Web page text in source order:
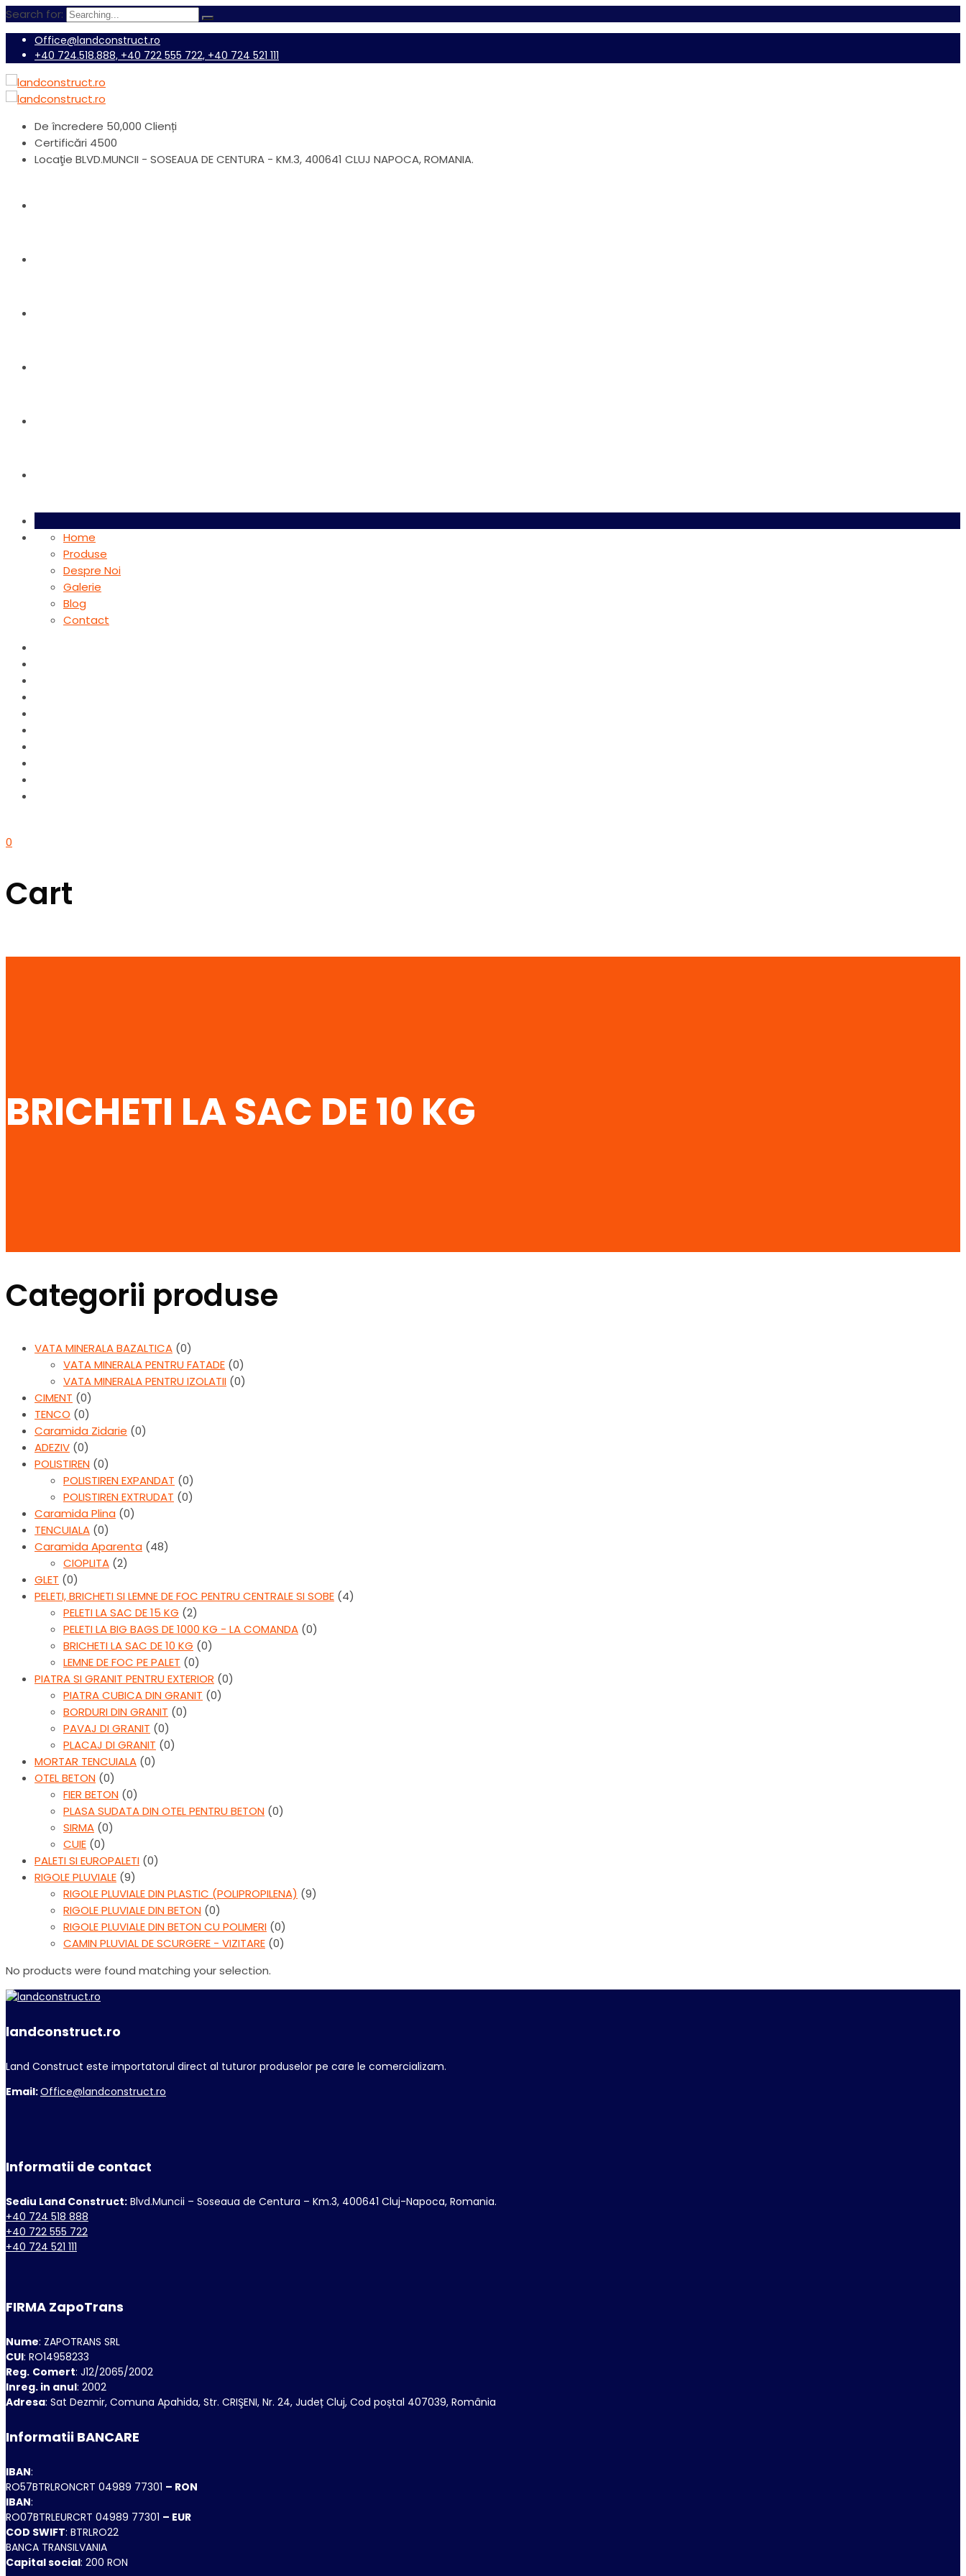
Search for:
Office@landconstruct.ro
+40 724.518.888, +40 722 555 722, +40 724 521 111
De încredere 50,000 Clienți
Certificări 4500
Locaţie BLVD.MUNCII - SOSEAUA DE CENTURA - KM.3, 400641 CLUJ NAPOCA, ROMANIA.
Home
Produse
Despre Noi
Galerie
Blog
Contact
0
Cart
BRICHETI LA SAC DE 10 KG
Categorii produse
VATA MINERALA BAZALTICA (0)
VATA MINERALA PENTRU FATADE (0)
VATA MINERALA PENTRU IZOLATII (0)
CIMENT (0)
TENCO (0)
Caramida Zidarie (0)
ADEZIV (0)
POLISTIREN (0)
POLISTIREN EXPANDAT (0)
POLISTIREN EXTRUDAT (0)
Caramida Plina (0)
TENCUIALA (0)
Caramida Aparenta (48)
CIOPLITA (2)
GLET (0)
PELETI, BRICHETI SI LEMNE DE FOC PENTRU CENTRALE SI SOBE (4)
PELETI LA SAC DE 15 KG (2)
PELETI LA BIG BAGS DE 1000 KG - LA COMANDA (0)
BRICHETI LA SAC DE 10 KG (0)
LEMNE DE FOC PE PALET (0)
PIATRA SI GRANIT PENTRU EXTERIOR (0)
PIATRA CUBICA DIN GRANIT (0)
BORDURI DIN GRANIT (0)
PAVAJ DI GRANIT (0)
PLACAJ DI GRANIT (0)
MORTAR TENCUIALA (0)
OTEL BETON (0)
FIER BETON (0)
PLASA SUDATA DIN OTEL PENTRU BETON (0)
SIRMA (0)
CUIE (0)
PALETI SI EUROPALETI (0)
RIGOLE PLUVIALE (9)
RIGOLE PLUVIALE DIN PLASTIC (POLIPROPILENA) (9)
RIGOLE PLUVIALE DIN BETON (0)
RIGOLE PLUVIALE DIN BETON CU POLIMERI (0)
CAMIN PLUVIAL DE SCURGERE - VIZITARE (0)
No products were found matching your selection.
landconstruct.ro
Land Construct este importatorul direct al tuturor produselor pe care le comercializam.
Email:Office@landconstruct.ro
Informatii de contact
Sediu Land Construct: Blvd.Muncii – Soseaua de Centura – Km.3, 400641 Cluj-Napoca, Romania.
+40 724 518 888
+40 722 555 722
+40 724 521 111
FIRMA ZapoTrans
Nume: ZAPOTRANS SRL
CUI: RO14958233
Reg. Comert: J12/2065/2002
Inreg. in anul: 2002
Adresa: Sat Dezmir, Comuna Apahida, Str. CRIŞENI, Nr. 24, Județ Cluj, Cod poștal 407039, România
Informatii BANCARE
IBAN:
RO57BTRLRONCRT 04989 77301 – RON
IBAN:
RO07BTRLEURCRT 04989 77301 – EUR
COD SWIFT: BTRLRO22
BANCA TRANSILVANIA
Capital social: 200 RON